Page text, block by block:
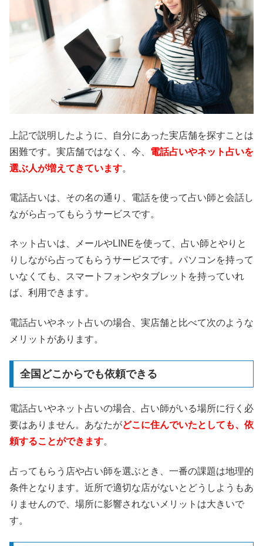
上記で説明したように、自分にあった実店舗を探すことは
困難です。実店舗ではなく、今、 電話占いやネット占いを
選ぶ人が増えてきています。
電話占いは、その名の通り、電話を使って占い師と会話し
ながら占ってもらうサービスです。
ネット占いは、メールやLINEを使って、占い師とやりと
りしながら占ってもらうサービスです。パソコンを持って
いなくても、スマートフォンやタブレットを持っていれ
ば、利用できます。
電話占いやネット占いの場合、実店舗と比べて次のような
メリットがあります。
全国どこからでも依頼できる
電話占いやネット占いの場合、占い師がいる場所に行く必
要はありません。あなたがどこに住んでいたとしても、依
頼することができます。
占ってもらう店や占い師を選ぶとき、一番の課題は地理的
条件となります。近所で適切な店がないとどうしようもあ
りませんので、場所に影響されないメリットは大きいで
す。